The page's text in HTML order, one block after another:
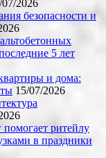
07/2026
безопасности и
5 лет
и дома:
15/07/2026
ритейлу
в праздники